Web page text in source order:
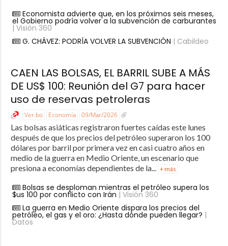
Economista advierte que, en los próximos seis meses,
el Gobierno podría volver a la subvención de carburantes
| Visión 360
G. CHÁVEZ: PODRÍA VOLVER LA SUBVENCIÓN | Cabildeo
CAEN LAS BOLSAS, EL BARRIL SUBE A MÁS
DE US$ 100: Reunión del G7 para hacer
uso de reservas petroleras
Ver.bo Economía 09/Mar/2026
Las bolsas asiáticas registraron fuertes caídas este lunes
después de que los precios del petróleo superaron los 100
dólares por barril por primera vez en casi cuatro años en
medio de la guerra en Medio Oriente, un escenario que
presiona a economías dependientes de la... + más
Bolsas se desploman mientras el petróleo supera los
$us 100 por conflicto con Irán | Visión 360
La guerra en Medio Oriente dispara los precios del
petróleo, el gas y el oro: ¿Hasta dónde pueden llegar? |
Datos